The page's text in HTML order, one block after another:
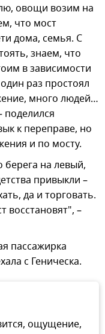
овощи возим на
что мост
дома, семья. С
знаем, что
в зависимости
раз простоял
много людей…
поделился
к переправе, но
и по мосту.
на левый,
привыкли –
да и торговать.
восстановят", –
пассажирка
с Геническа.
ощущение,